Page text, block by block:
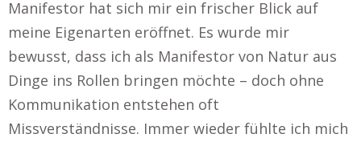
Manifestor hat sich mir ein frischer Blick auf
meine Eigenarten eröffnet. Es wurde mir
bewusst, dass ich als Manifestor von Natur aus
Dinge ins Rollen bringen möchte – doch ohne
Kommunikation entstehen oft
Missverständnisse. Immer wieder fühlte ich mich